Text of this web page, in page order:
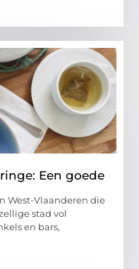
Een goede
West-Vlaanderen die
stad vol
en bars,